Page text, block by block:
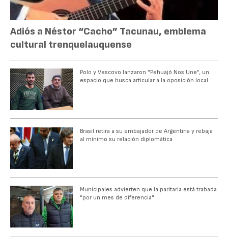
Adiós a Néstor “Cacho” Tacunau, emblema
cultural trenquelauquense
Polo y Vescovo lanzaron "Pehuajó Nos Une", un
espacio que busca articular a la oposición local
Brasil retira a su embajador de Argentina y rebaja
al mínimo su relación diplomática
Municipales advierten que la paritaria está trabada
"por un mes de diferencia"